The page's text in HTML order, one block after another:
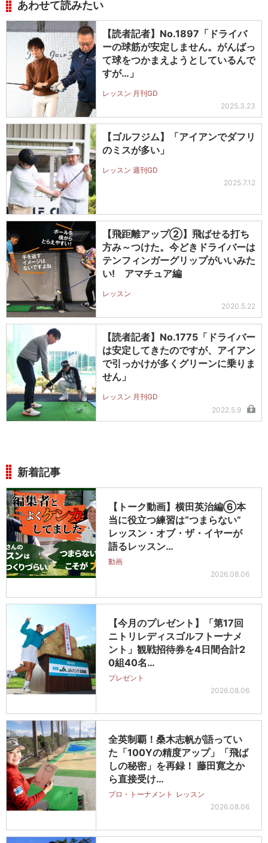
あわせて読みたい
【読者記者】No.1897「ドライバ
ーの球筋が安定しません。がんばっ
て球をつかまえようとしているんで
すが…」
レッスン 月刊GD
2025.3.23
【ゴルフジム】「アイアンでダフリ
のミスが多い」
レッスン 週刊GD
2025.7.12
【飛距離アップ②】飛ばせる打ち
方み～つけた。今どきドライバーは
テンフィンガーグリップがいいみた
い! アマチュア編
レッスン
2020.5.22
【読者記者】No.1775「ドライバー
は安定してきたのですが、アイアン
で引っかけが多くグリーンに乗りま
せん」
レッスン 月刊GD
2022.5.9
新着記事
【トーク動画】横田英治編⑥本
当に役立つ練習は“つまらない”
レッスン・オブ・ザ・イヤーが
語るレッスン…
動画
2026.08.06
【今月のプレゼント】「第17回
ニトリレディスゴルフトーナメ
ント」観戦招待券を4日間合計2
0組40名…
プレゼント
2026.08.06
全英制覇！桑木志帆が語ってい
た「100Yの精度アップ」「飛ば
しの秘密」を再録！ 藤田寛之か
ら直接受け…
プロ・トーナメント レッスン
2026.08.06